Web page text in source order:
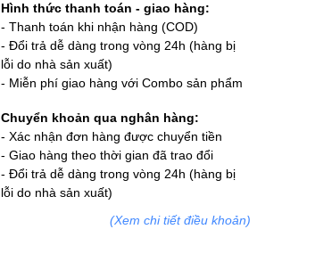
Hình thức thanh toán - giao hàng:
- Thanh toán khi nhận hàng (COD)
- Đổi trả dễ dàng trong vòng 24h (hàng bị
lỗi do nhà sản xuất)
- Miễn phí giao hàng với Combo sản phẩm
Chuyển khoản qua nghân hàng:
- Xác nhận đơn hàng được chuyển tiền
- Giao hàng theo thời gian đã trao đổi
- Đổi trả dễ dàng trong vòng 24h (hàng bị
lỗi do nhà sản xuất)
(Xem chi tiết điều khoản)